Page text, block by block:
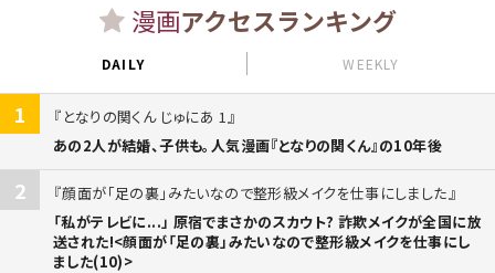
漫画アクセスランキング
DAILY WEEKLY
1
となりの関くん じゅにあ 1
あの2人が結婚、子供も。人気漫画『となりの関くん』の10年後
2
顔面が「足の裏」みたいなので整形級メイクを仕事にしました
「私がテレビに...」 原宿でまさかのスカウト? 詐欺メイクが全国に放
送された!<顔面が「足の裏」みたいなので整形級メイクを仕事にし
ました(10)>